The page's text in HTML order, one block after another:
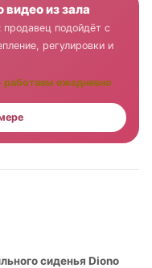
из зала
продавец подойдёт с
регулировки и
ежедневно
сиденья Diono